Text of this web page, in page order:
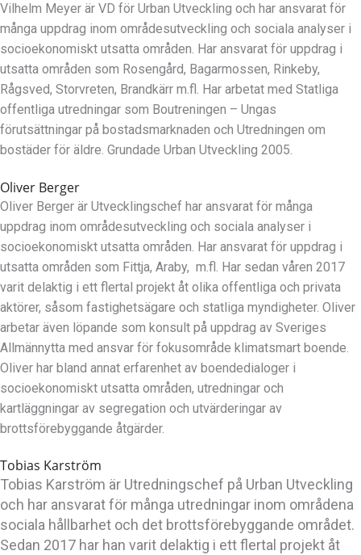
Vilhelm Meyer är VD för Urban Utveckling och har ansvarat för
många uppdrag inom områdesutveckling och sociala analyser i
socioekonomiskt utsatta områden. Har ansvarat för uppdrag i
utsatta områden som Rosengård, Bagarmossen, Rinkeby,
Rågsved, Storvreten, Brandkärr m.fl. Har arbetat med Statliga
offentliga utredningar som Boutreningen – Ungas
förutsättningar på bostadsmarknaden och Utredningen om
bostäder för äldre. Grundade Urban Utveckling 2005.
Oliver Berger
Oliver Berger är Utvecklingschef har ansvarat för många
uppdrag inom områdesutveckling och sociala analyser i
socioekonomiskt utsatta områden. Har ansvarat för uppdrag i
utsatta områden som Fittja, Araby, m.fl. Har sedan våren 2017
varit delaktig i ett flertal projekt åt olika offentliga och privata
aktörer, såsom fastighetsägare och statliga myndigheter. Oliver
arbetar även löpande som konsult på uppdrag av Sveriges
Allmännytta med ansvar för fokusområde klimatsmart boende.
Oliver har bland annat erfarenhet av boendedialoger i
socioekonomiskt utsatta områden, utredningar och
kartläggningar av segregation och utvärderingar av
brottsförebyggande åtgärder.
Tobias Karström
Tobias Karström är Utredningschef på Urban Utveckling
och har ansvarat för många utredningar inom områdena
sociala hållbarhet och det brottsförebyggande området.
Sedan 2017 har han varit delaktig i ett flertal projekt åt